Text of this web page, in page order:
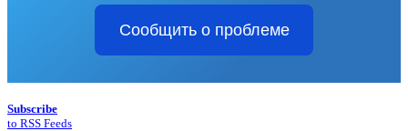
Сообщить о проблеме
Subscribe
to RSS Feeds